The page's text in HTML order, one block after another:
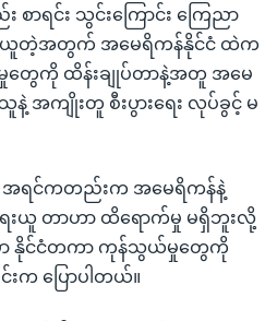
ာရင်း သွင်းကြောင်း ကြေညာ
ယူတဲ့အတွက် အမေရိကန်နိုင်ငံ ထဲက
မှုတွေကို ထိန်းချုပ်တာနဲ့အတူ အမေ
အကျိုးတူ စီးပွားရေး လုပ်ခွင့် မ
လို အရင်ကတည်းက အမေရိကန်နဲ့
တာဟာ ထိရောက်မှု မရှိဘူးလို့
ာ နိုင်ငံတကာ ကုန်သွယ်မှုတွေကို
က ပြောပါတယ်။